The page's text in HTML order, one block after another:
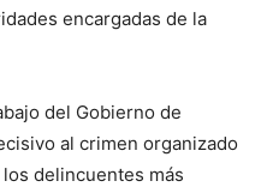
encargadas de la
del Gobierno de
al crimen organizado
delincuentes más